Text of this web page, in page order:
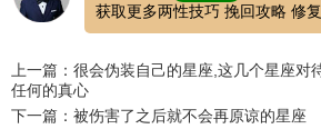
获取更多两性技巧 挽回攻略 修
上一篇：很会伪装自己的星座,这几个星座对
任何的真心
下一篇：被伤害了之后就不会再原谅的星座